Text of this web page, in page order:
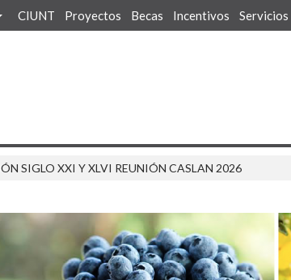
CIUNT Proyectos Becas Incentivos Servicios
SIGLO XXI Y XLVI REUNIÓN CASLAN 2026